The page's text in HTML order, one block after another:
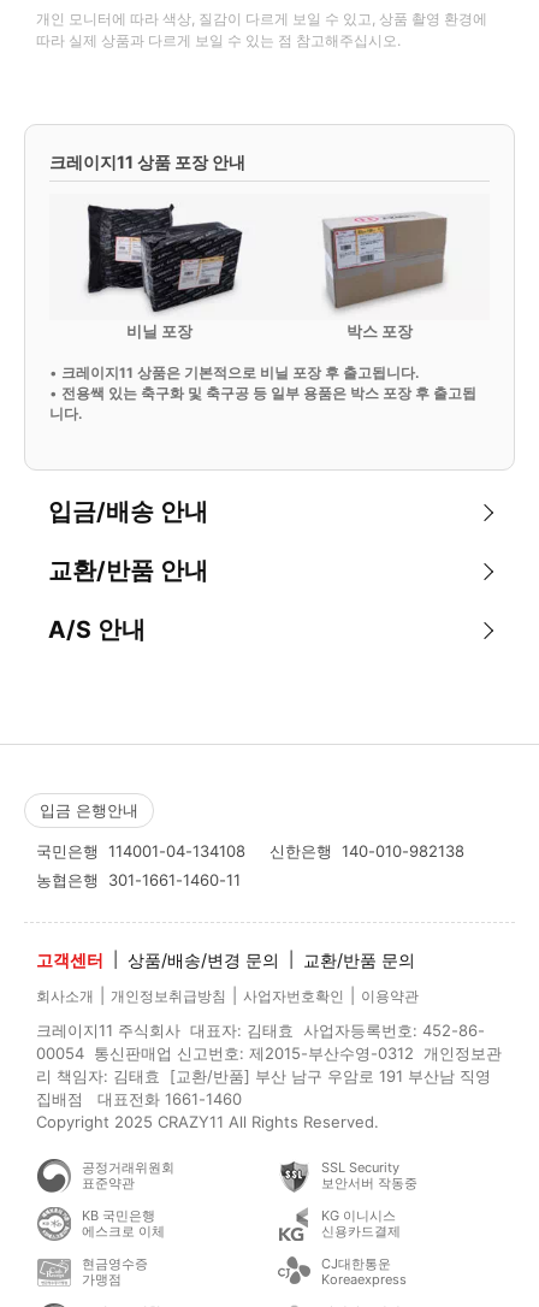
개인 모니터에 따라 색상, 질감이 다르게 보일 수 있고, 상품 촬영 환경에
따라 실제 상품과 다르게 보일 수 있는 점 참고해주십시오.
크레이지11 상품 포장 안내
비닐 포장 박스 포장
• 크레이지11 상품은 기본적으로 비닐 포장 후 출고됩니다.
• 전용쌕 있는 축구화 및 축구공 등 일부 용품은 박스 포장 후 출고됩
니다.
입금/배송 안내
교환/반품 안내
A/S 안내
입금 은행안내
국민은행 114001-04-134108 신한은행 140-010-982138
농협은행 301-1661-1460-11
고객센터 상품/배송/변경 문의 교환/반품 문의
회사소개 개인정보취급방침 사업자번호확인 이용약관
크레이지11 주식회사 대표자: 김태효 사업자등록번호: 452-86-
00054 통신판매업 신고번호: 제2015-부산수영-0312 개인정보관
리 책임자: 김태효 [교환/반품] 부산 남구 우암로 191 부산남 직영
집배점 대표전화 1661-1460
Copyright 2025 CRAZY11 All Rights Reserved.
공정거래위원회
표준약관
SSL Security
보안서버 작동중
KB 국민은행
에스크로 이체
KG 이니시스
신용카드결제
현금영수증
가맹점
CJ대한통운
Koreaexpress